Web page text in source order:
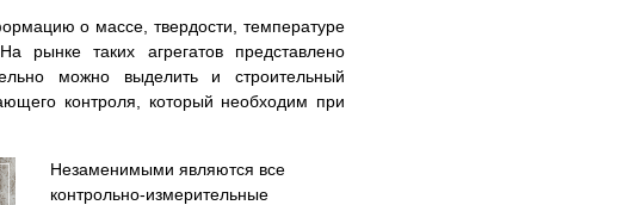
о массе, твердости, температуре
рынке таких агрегатов представлено
можно выделить и строительный
контроля, который необходим при
Незаменимыми являются все
контрольно-измерительные